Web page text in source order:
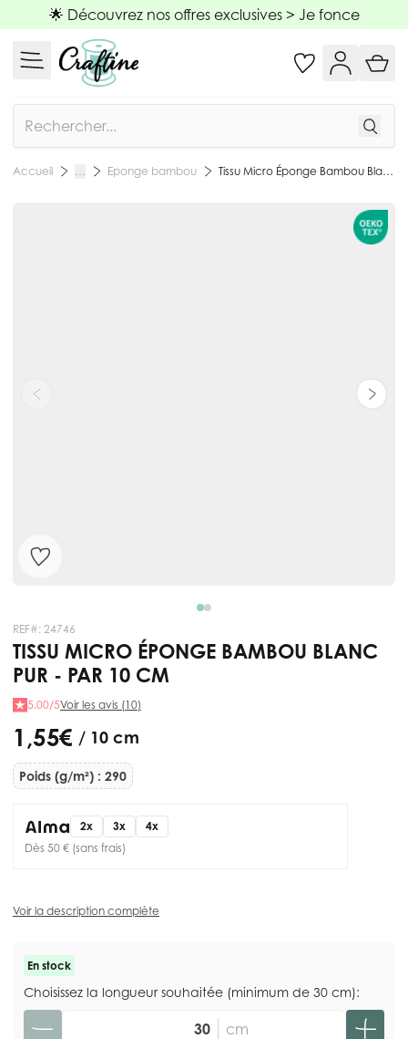
Allez au contenu
🌟 Découvrez nos offres exclusives > Je fonce
Accueil … Eponge bambou Tissu Micro Éponge Bambou Blanc pur - Par 10 cm
REF#: 24746
TISSU MICRO ÉPONGE BAMBOU BLANC
PUR - PAR 10 CM
5.00/5Voir les avis (10)
1,55 € / 10 cm
Poids (g/m²) : 290
2x 3x
4x
Dès 50 € (sans frais)
Voir la description complète
En stock
Choisissez la longueur souhaitée (minimum de 30 cm):
cm